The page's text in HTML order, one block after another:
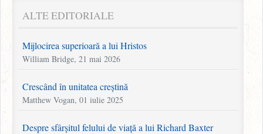
ALTE EDITORIALE
Mijlocirea superioară a lui Hristos
William Bridge, 21 mai 2026
Crescând în unitatea creștină
Matthew Vogan, 01 iulie 2025
Despre sfârșitul felului de viață a lui Richard Baxter